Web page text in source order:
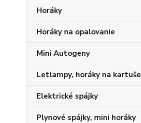
Horáky
Horáky na opalovanie
Mini Autogeny
Letlampy, horáky na kartuše
Elektrické spájky
Plynové spájky, mini horáky